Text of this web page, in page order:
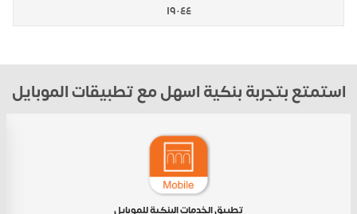
١٩٠٤٤
استمتع بتجربة بنكية اسهل مع تطبيقات الموبايل
تطبيق الخدمات البنكية للموبايل